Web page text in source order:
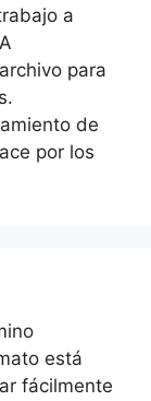
a
para
de
por los
está
fácilmente